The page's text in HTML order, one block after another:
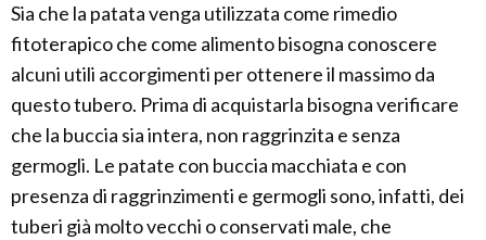
Sia che la patata venga utilizzata come rimedio
fitoterapico che come alimento bisogna conoscere
alcuni utili accorgimenti per ottenere il massimo da
questo tubero. Prima di acquistarla bisogna verificare
che la buccia sia intera, non raggrinzita e senza
germogli. Le patate con buccia macchiata e con
presenza di raggrinzimenti e germogli sono, infatti, dei
tuberi già molto vecchi o conservati male, che